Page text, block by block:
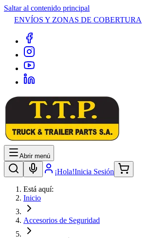
Saltar al contenido principal
ENVÍOS Y ZONAS DE COBERTURA
Abrir menú
¡Hola!Inicia Sesión
Está aquí:
Inicio
Accesorios de Seguridad